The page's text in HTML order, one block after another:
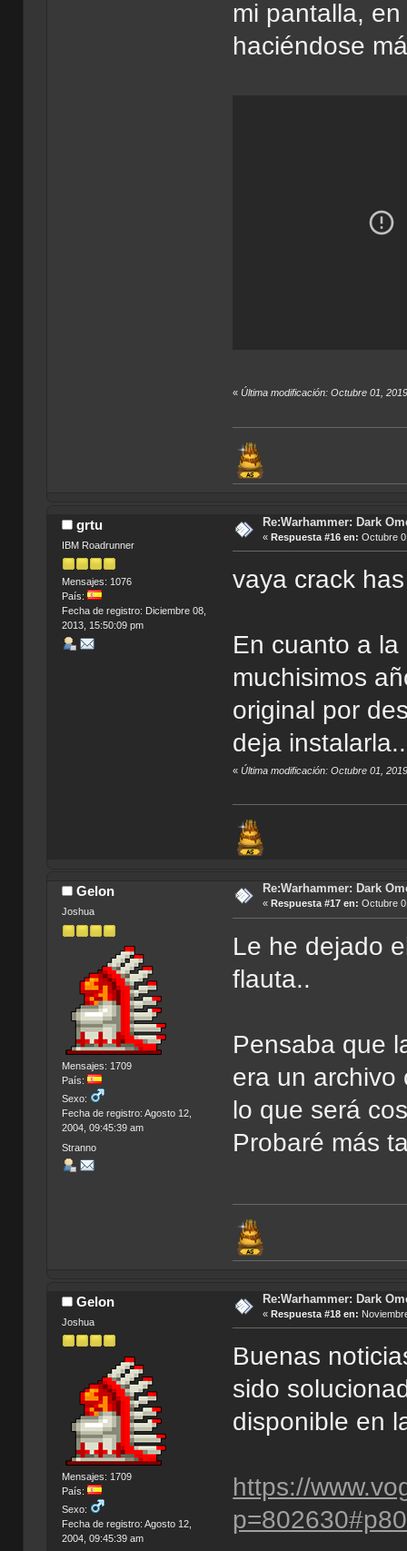
mi pantalla,
haciéndose
«Última modificación: Octubre 01,
grtu
IBM Roadrunner
Mensajes: 1076
País:
Fecha de registro: Diciembre 08,
2013, 15:50:09 pm
Re:Warhammer: Dark
« Respuesta #16 en: Octubre
vaya crack
En cuanto a
muchisimos
original por
deja
«Última modificación: Octubre 01,
Gelon
Joshua
Mensajes: 1709
País:
Sexo:
Fecha de registro: Agosto 12,
2004, 09:45:39 am
Stranno
Re:Warhammer: Dark
« Respuesta #17 en: Octubre
Le he dejado
flauta..
Pensaba que
era un archivo
lo que será
Probaré más
Gelon
Joshua
Mensajes: 1709
País:
Sexo:
Fecha de registro: Agosto 12,
2004, 09:45:39 am
Re:Warhammer: Dark
« Respuesta #18 en:
Buenas
sido
disponible en
https://